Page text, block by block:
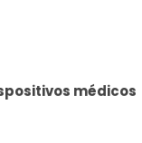
médicos